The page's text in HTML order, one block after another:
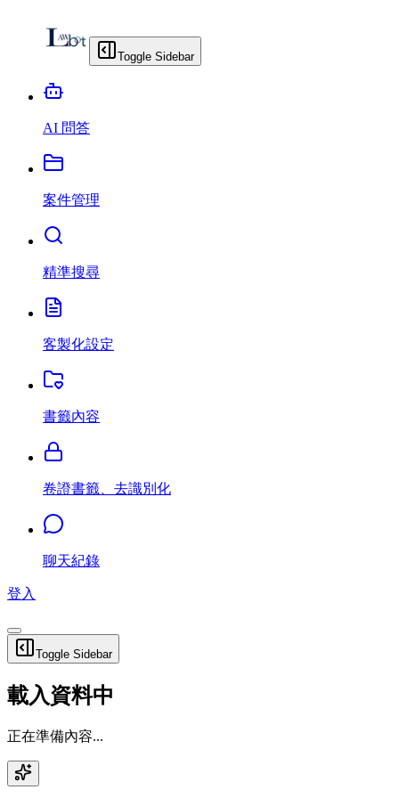
Toggle Sidebar
AI 問答
案件管理
精準搜尋
客製化設定
書籤內容
卷證書籤、去識別化
聊天紀錄
登入
Toggle Sidebar
載入資料中
正在準備內容...